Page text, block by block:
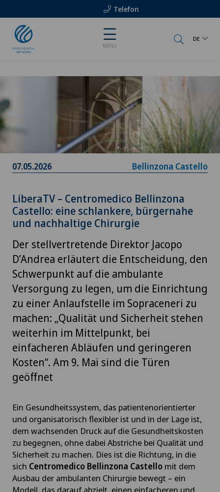
Telefon
MENU
DE
07.05.2026 Bellinzona Castello
LiberaTV – Centromedico Bellinzona
Castello: eine schlankere, bürgernahe
und nachhaltige Chirurgie
Der stellvertretende Direktor Jacopo
D’Andrea erläutert die Entscheidung, den
Schwerpunkt auf die ambulante
Versorgung zu legen, um die Einrichtung
zu einer Anlaufstelle im Sopraceneri zu
machen: „Qualität und Sicherheit stehen
weiterhin im Mittelpunkt, bei
einfacheren Abläufen und geringeren
Kosten“. Am 9. Mai sind die Türen
geöffnet
Ein Gesundheitssystem, das patientenorientierter
und organisatorisch flexibler ist und in der Lage ist,
dem wachsenden Druck auf die Gesundheitskosten
zu begegnen, ohne dabei Abstriche bei Qualität und
Sicherheit zu machen. Dies ist die Richtung, in die
sich Centromedico Bellinzona Castello mit dem
Ausbau der ambulanten Chirurgie bewegt – ein
Modell, das darauf abzielt, einen einfacheren und